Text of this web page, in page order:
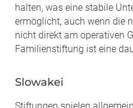
halten, was eine stabile
ermöglicht, auch wenn die
nicht direkt am operativen
Familienstiftung ist eine
Slowakei
Stiftungen spielen